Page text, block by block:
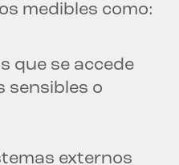
medibles como:
que se accede
sensibles o
externos